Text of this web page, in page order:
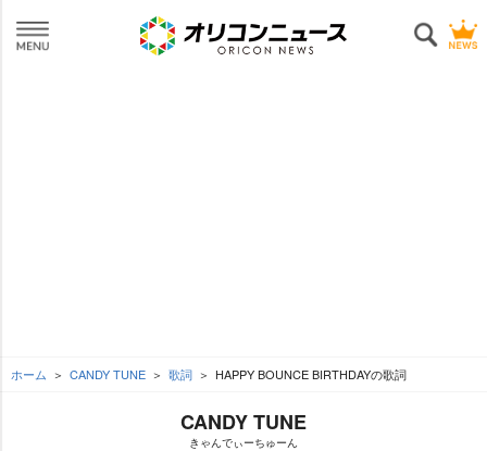
ホーム CANDY TUNE 歌詞 HAPPY BOUNCE BIRTHDAYの歌詞
CANDY TUNE
きゃんでぃーちゅーん